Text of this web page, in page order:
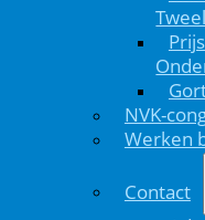
NVK-
Werken
Contact
Deel dit bericht via: